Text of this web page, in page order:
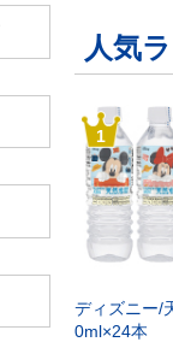
人気
1
ディズニー/
0ml×24本